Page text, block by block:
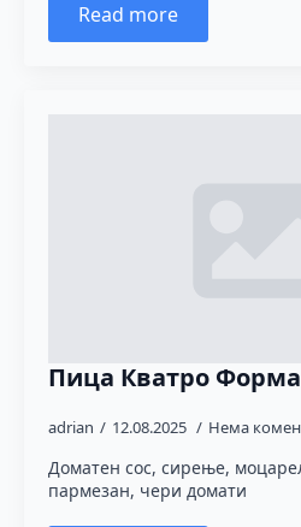
Read more
Пица Кватро
adrian 12.08.2025 Нема
Доматен сос, сирење,
пармезан, чери домати